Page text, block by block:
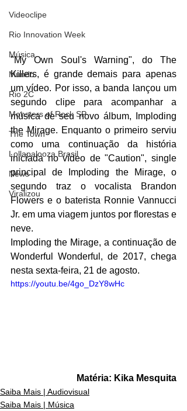
Videoclipe
Rio Innovation Week
Música
Mundo
Rio 2C
Monsters of Rock SP
The Town
Lollapalooza Brasil
News
Viralizou
"My Own Soul's Warning", do The
Killers, é grande demais para apenas
um vídeo. Por isso, a banda lançou um
segundo clipe para acompanhar a
música de seu novo álbum, Imploding
the Mirage. Enquanto o primeiro serviu
como uma continuação da história
iniciada no vídeo de "Caution", single
principal de Imploding the Mirage, o
segundo traz o vocalista Brandon
Flowers e o baterista Ronnie Vannucci
Jr. em uma viagem juntos por florestas e
neve.
Imploding the Mirage, a continuação de
Wonderful Wonderful, de 2017, chega
nesta sexta-feira, 21 de agosto.
https://youtu.be/4go_DzY8wHc
Matéria: Kika Mesquita
Saiba Mais | Audiovisual
Saiba Mais | Música